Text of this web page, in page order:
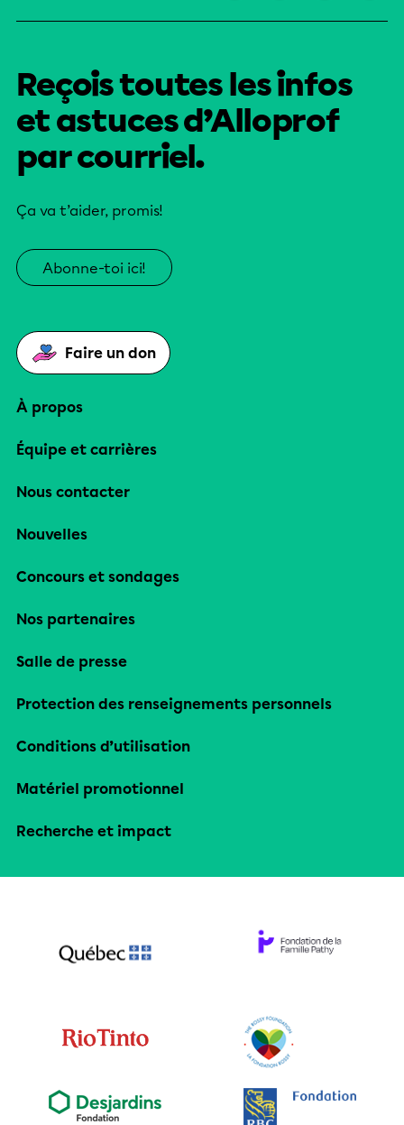
Reçois toutes les infos
et astuces d’Alloprof
par courriel.
Ça va t’aider, promis!
Abonne-toi ici!
Faire un don
À propos
Équipe et carrières
Nous contacter
Nouvelles
Concours et sondages
Nos partenaires
Salle de presse
Protection des renseignements personnels
Conditions d’utilisation
Matériel promotionnel
Recherche et impact